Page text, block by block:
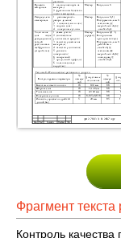
Фрагмент текста
Контроль качества